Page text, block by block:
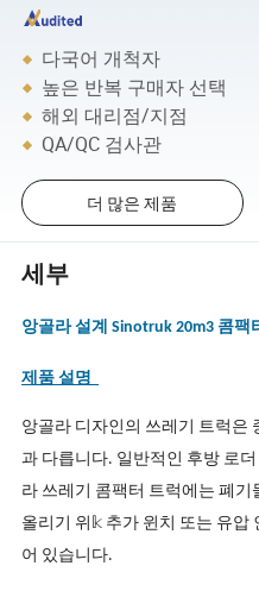
다국어 개척자
높은 반복 구매자 선택
해외 대리점/지점
QA/QC 검사관
더 많은 제품
세부
앙골라 설계 Sinotruk 20m3 콤팩
제품 설명
앙골라 디자인의 쓰레기 트럭은
과 다릅니다. 일반적인 후방 로
라 쓰레기 콤팩터 트럭에는 폐기
올리기 위𝕜 추가 윈치 또는 유압
어 있습니다.